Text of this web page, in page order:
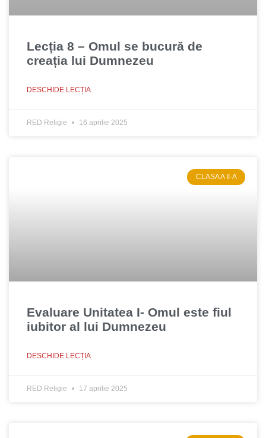
Lecția 8 – Omul se bucură de
creația lui Dumnezeu
DESCHIDE LECȚIA
RED Religie 16 aprilie 2025
CLASA A II-A
Evaluare Unitatea I- Omul este fiul
iubitor al lui Dumnezeu
DESCHIDE LECȚIA
RED Religie 17 aprilie 2025